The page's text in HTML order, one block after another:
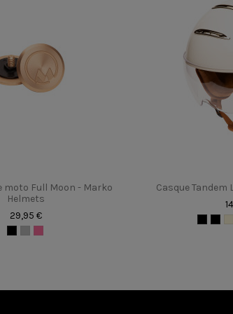
prenez une ficelle et une règle pour
plus large.
moto Full Moon - Marko
Helmets
29,95 €
Casque